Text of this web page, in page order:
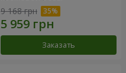
9 168 грн
Заказать